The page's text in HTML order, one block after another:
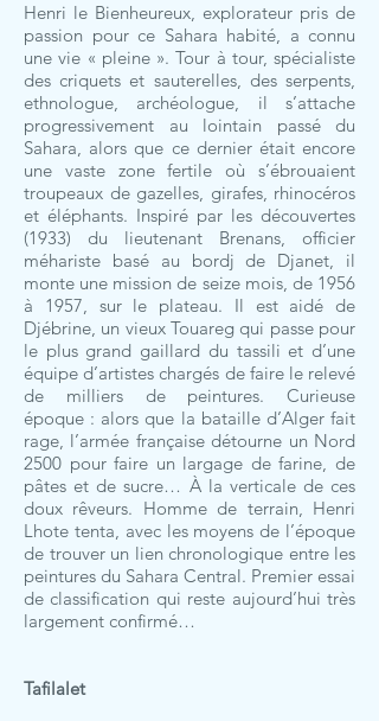
Henri le Bienheureux, explorateur pris de
passion pour ce Sahara habité, a connu
une vie « pleine ». Tour à tour, spécialiste
des criquets et sauterelles, des serpents,
ethnologue, archéologue, il s’attache
progressivement au lointain passé du
Sahara, alors que ce dernier était encore
une vaste zone fertile où s’ébrouaient
troupeaux de gazelles, girafes, rhinocéros
et éléphants. Inspiré par les découvertes
(1933) du lieutenant Brenans, officier
méhariste basé au bordj de Djanet, il
monte une mission de seize mois, de 1956
à 1957, sur le plateau. Il est aidé de
Djébrine, un vieux Touareg qui passe pour
le plus grand gaillard du tassili et d’une
équipe d’artistes chargés de faire le relevé
de milliers de peintures. Curieuse
époque : alors que la bataille d’Alger fait
rage, l’armée française détourne un Nord
2500 pour faire un largage de farine, de
pâtes et de sucre… À la verticale de ces
doux rêveurs. Homme de terrain, Henri
Lhote tenta, avec les moyens de l’époque
de trouver un lien chronologique entre les
peintures du Sahara Central. Premier essai
de classification qui reste aujourd’hui très
largement confirmé…
Tafilalet